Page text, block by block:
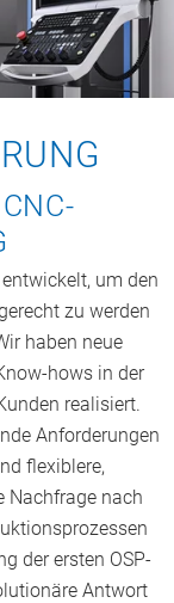
um den
zu werden
haben neue
hows in der
realisiert.
Anforderungen
flexiblere,
Nachfrage nach
der ersten OSP-
Antwort